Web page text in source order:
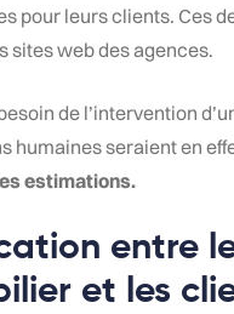
pour leurs clients. Ces
sites web des agences.
de l’intervention
humaines seraient en
estimations.
entre
et les